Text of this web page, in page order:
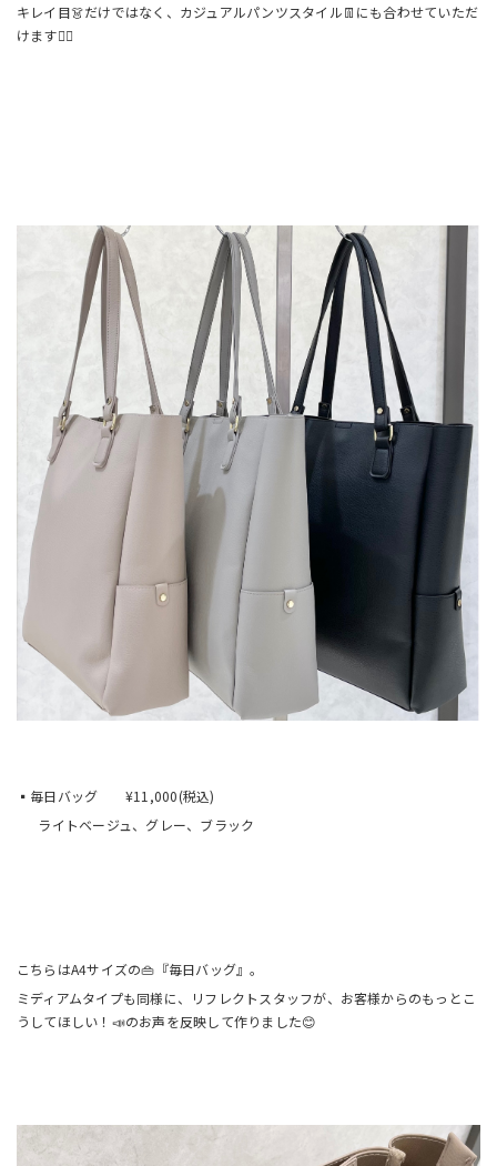
キレイ目👗だけではなく、カジュアルパンツスタイル👖にも合わせていただ
けます🙆‍♀️
▪️毎日バッグ ¥11,000(税込)
ライトベージュ、グレー、ブラック
こちらはA4サイズの👜『毎日バッグ』。
ミディアムタイプも同様に、リフレクトスタッフが、お客様からのもっとこ
うしてほしい！📣のお声を反映して作りました😊